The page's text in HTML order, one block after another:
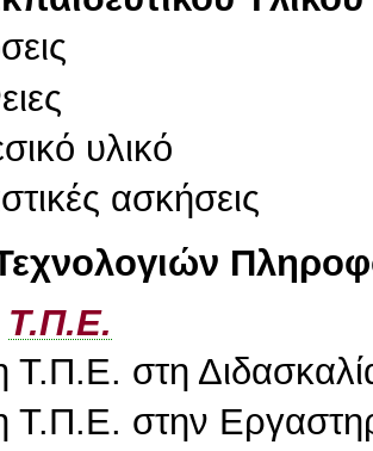
υλικό
ασκήσεις
Τ.Π.Ε.
Τ.Π.Ε. στη
Τ.Π.Ε. στην